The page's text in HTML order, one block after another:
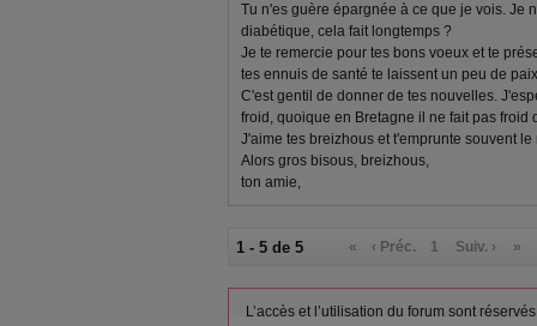
Tu n'es guère épargnée à ce que je vois. Je
diabétique, cela fait longtemps ?
Je te remercie pour tes bons voeux et te
tes ennuis de santé te laissent un peu de
C'est gentil de donner de tes nouvelles.
froid, quoique en Bretagne il ne fait pas froid
J'aime tes breizhous et t'emprunte souvent le
Alors gros bisous, breizhous,
ton amie,
1 - 5 de 5 « ‹ Préc. 1 Suiv. › »
L’accès et l’utilisation du forum sont